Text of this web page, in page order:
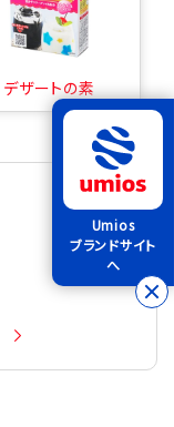
デザートの素
Umios
ブランドサイト
へ